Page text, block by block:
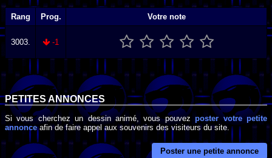
Rang Prog. Votre note
3003. -1
PETITES ANNONCES
Si vous cherchez un dessin animé, vous pouvezposter votre petite
annonceafin de faire appel aux souvenirs des visiteurs du site.
Poster une petite annonce